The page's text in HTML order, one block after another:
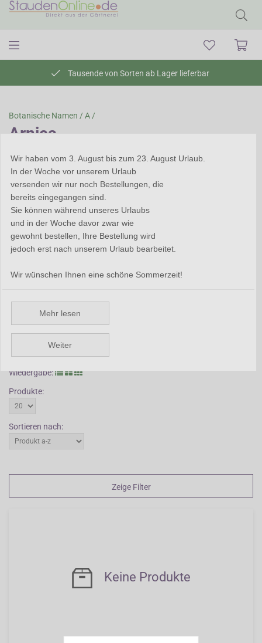
Tausende von Sorten ab Lager lieferbar
Botanische Namen / A /
Arnica
Arnica - Arnika
Arnica liefert den Grundstoff
für die bekannte Arnikasalbe,
die man bei Prellungen und
blauen Flecken verwendet.
Arnica ist eine prächtige
Pflanze, aber nicht leicht zu
absolut kalkfrei sein und darf kaum Nährstoffe enthalten. Am
müssen, bitte kalkfreies Wasser verwenden. Arnica ist eine seltene,
Wiedergabe:
Produkte:
Sortieren nach:
Zeige Filter
Keine Produkte
Wir haben vom 3. August bis zum 23. August Urlaub.
In der Woche vor unserem Urlaub
versenden wir nur noch Bestellungen, die
bereits eingegangen sind.
Sie können während unseres Urlaubs
und in der Woche davor zwar wie
gewohnt bestellen, Ihre Bestellung wird
jedoch erst nach unserem Urlaub bearbeitet.
Wir wünschen Ihnen eine schöne Sommerzeit!
Mehr lesen
Weiter